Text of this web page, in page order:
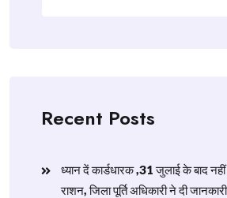
Recent Posts
ध्यान दें कार्डधारक ,31 जुलाई के बाद
राशन, जिला पूर्ति अधिकारी ने दी जानकारी